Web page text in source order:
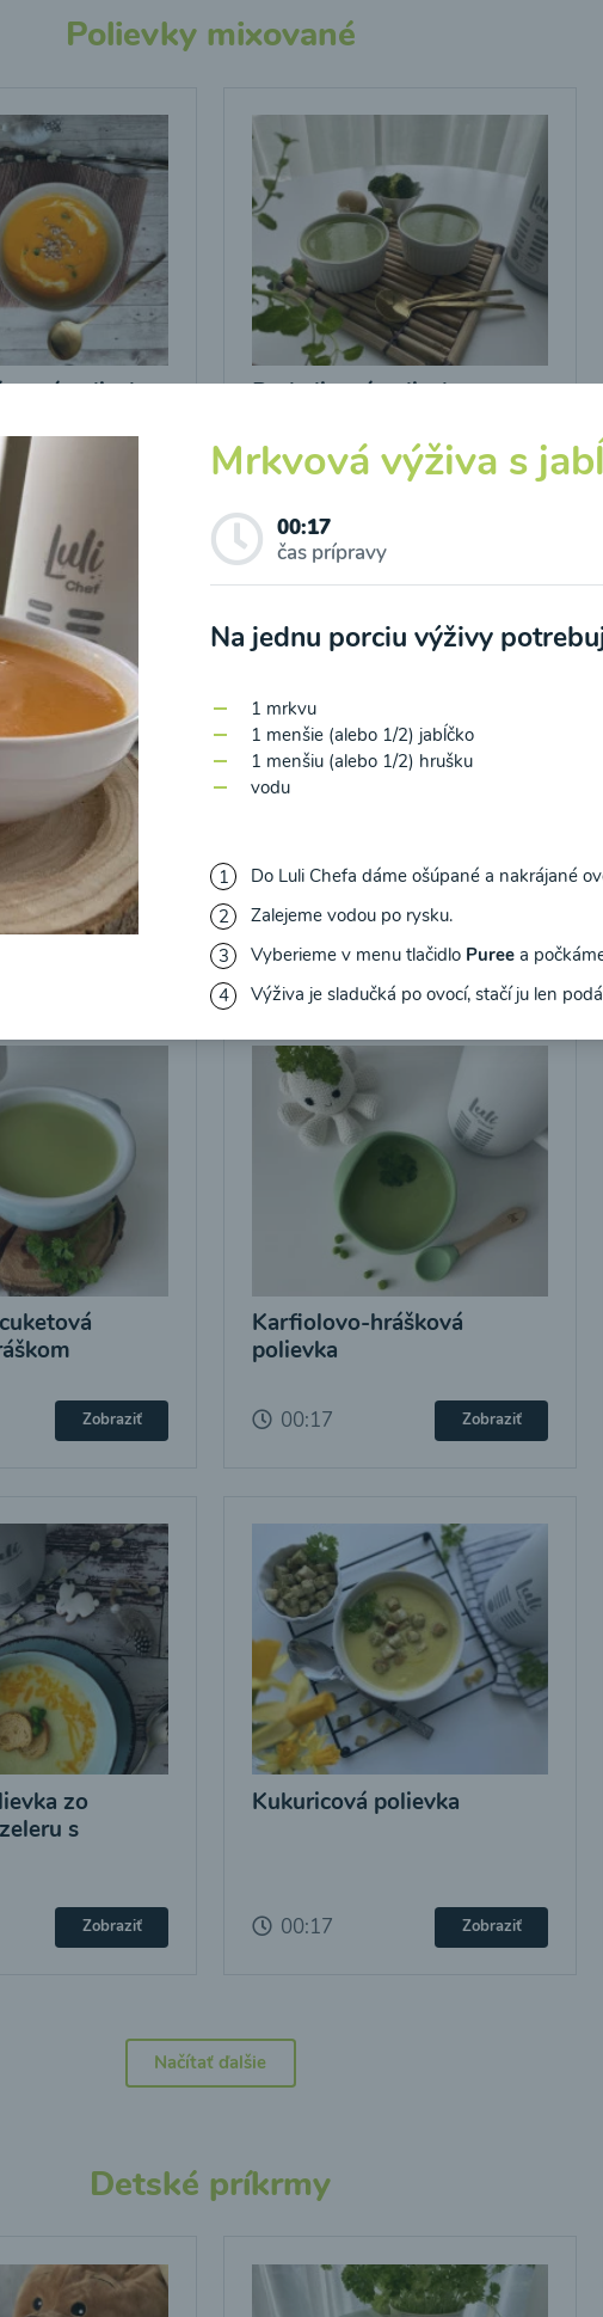
Polievky mixované
polievka Brokolicová polievka
Zobraziť
Hlivová polievka
00:17
Zobraziť
Karfiolovo-hrášková
polievka
00:17 Zobraziť
zo
s
Zobraziť
Kukuricová polievka
00:17 Zobraziť
Načítať ďalšie
Detské príkrmy
Mrkvová výživa s
00:17
čas prípravy
Na jednu porciu výživy
1 mrkvu
1 menšie (alebo 1/2) jabĺčko
1 menšiu (alebo 1/2) hrušku
vodu
Do Luli Chefa dáme ošúpané a nakrájané
Zalejeme vodou po rysku.
Vyberieme v menu tlačidlo Puree a
Výživa je sladučká po ovocí, stačí ju len
osobných údajov pre účely zasielania newsletteru a potvrdzujem, že